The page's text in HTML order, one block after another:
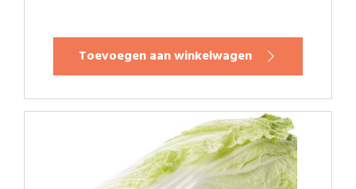
Toevoegen aan winkelwagen